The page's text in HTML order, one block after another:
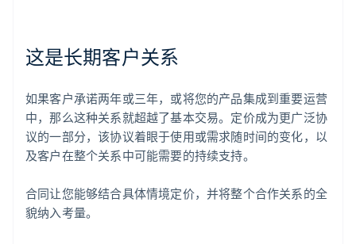
这是长期客户关系
如果客户承诺两年或三年，或将您的产品集成到重要运营
中，那么这种关系就超越了基本交易。定价成为更广泛协
议的一部分，该协议着眼于使用或需求随时间的变化，以
及客户在整个关系中可能需要的持续支持。
合同让您能够结合具体情境定价，并将整个合作关系的全
貌纳入考量。